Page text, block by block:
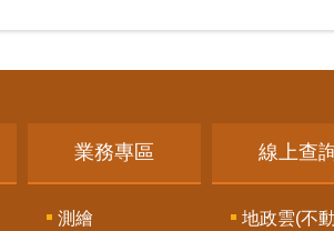
業務專區
測繪
線上查
地政雲(不